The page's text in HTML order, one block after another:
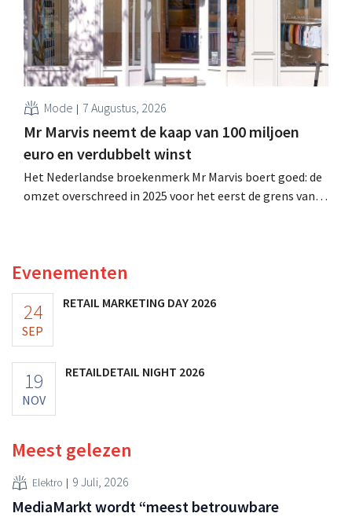
Mode 7 Augustus, 2026
Mr Marvis neemt de kaap van 100 miljoen
euro en verdubbelt winst
Het Nederlandse broekenmerk Mr Marvis boert goed: de
omzet overschreed in 2025 voor het eerst de grens van
Evenementen
24
SEP
RETAIL MARKETING DAY 2026
19
NOV
RETAILDETAIL NIGHT 2026
Meest gelezen
Elektro 9 Juli, 2026
MediaMarkt wordt “meest betrouwbare